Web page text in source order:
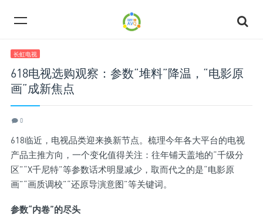
长虹电视
618电视选购观察：参数“堆料”降温，“电影原
画”成新焦点
0
618临近，电视品类迎来换新节点。梳理今年各大平台的电视
产品主推方向，一个变化值得关注：往年铺天盖地的“千级分
区”“X千尼特”等参数话术明显减少，取而代之的是“电影原
画”“画质调校”“还原导演意图”等关键词。
参数“内卷”的尽头